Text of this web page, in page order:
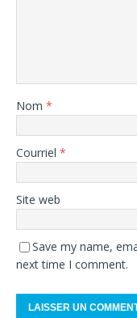
Nom *
Courriel *
Site web
Save my name,
next time I comment.